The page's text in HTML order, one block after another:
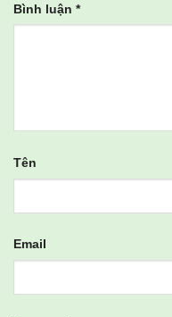
Bình luận *
Tên
Email